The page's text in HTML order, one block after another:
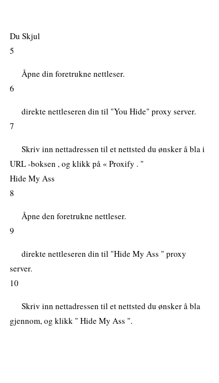
Du Skjul
5
Åpne din foretrukne nettleser.
6
direkte nettleseren din til "You Hide" proxy server.
7
Skriv inn nettadressen til et nettsted du ønsker å bla i
URL -boksen , og klikk på « Proxify . "
Hide My Ass
8
Åpne den foretrukne nettleser.
9
direkte nettleseren din til "Hide My Ass " proxy
server.
10
Skriv inn nettadressen til et nettsted du ønsker å bla
gjennom, og klikk " Hide My Ass ".